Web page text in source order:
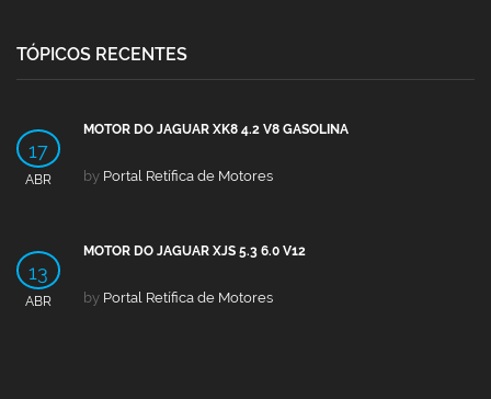
TÓPICOS RECENTES
17
ABR
MOTOR DO JAGUAR XK8 4.2 V8 GASOLINA
by Portal Retífica de Motores
13
ABR
MOTOR DO JAGUAR XJS 5.3 6.0 V12
by Portal Retífica de Motores